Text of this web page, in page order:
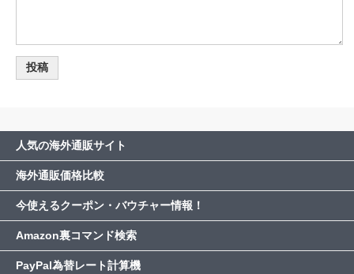
人気の海外通販サイト
海外通販価格比較
今使えるクーポン・バウチャー情報！
Amazon裏コマンド検索
PayPal為替レート計算機